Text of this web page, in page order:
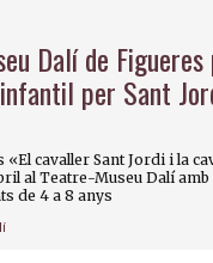
Dalí de
per Sant
«El cavaller Sant Jordi i la
al Teatre-Museu Dalí
de 4 a 8 anys